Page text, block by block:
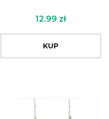
12.99 zł
KUP